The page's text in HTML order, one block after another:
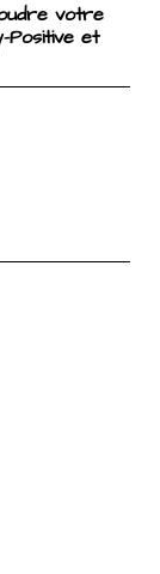
votre
Positive et